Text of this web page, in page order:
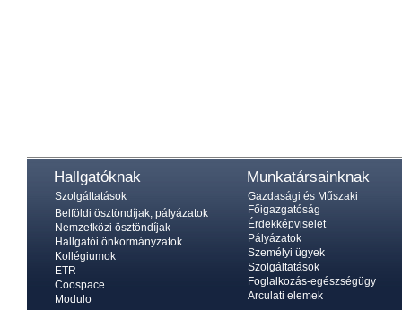
Hallgatóknak
Szolgáltatások
Belföldi ösztöndíjak, pályázatok
Nemzetközi ösztöndíjak
Hallgatói önkormányzatok
Kollégiumok
ETR
Coospace
Modulo
Munkatársainknak
Gazdasági és Műszaki
Főigazgatóság
Érdekképviselet
Pályázatok
Személyi ügyek
Szolgáltatások
Foglalkozás-egészségügy
Arculati elemek